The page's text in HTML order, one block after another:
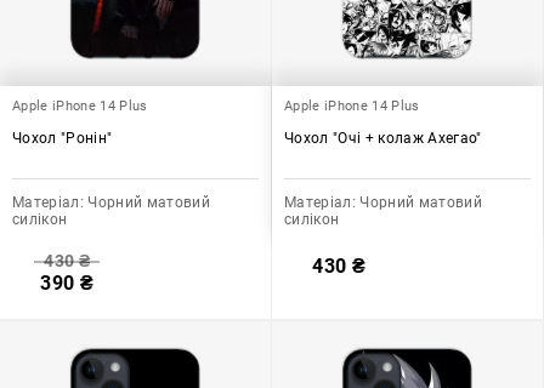
Apple iPhone 14 Plus
Чохол "Ронін"
Матеріал: Чорний матовий
силікон
430₴
390 ₴
Apple iPhone 14 Plus
Чохол "Очі + колаж Ахегао"
Матеріал: Чорний матовий
силікон
430 ₴